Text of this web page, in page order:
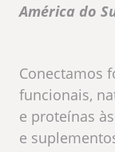
América do
Conectamos
funcionais,
e proteínas
e